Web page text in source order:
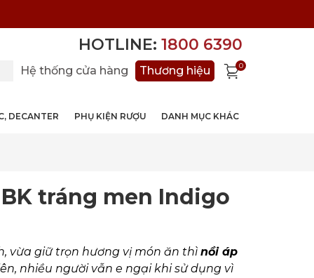
HOTLINE: 1800 6390
Hệ thống cửa hàng Thương hiệu 0
DECANTER PHỤ KIỆN RƯỢU DANH MỤC KHÁC
tráng men Indigo
vừa giữ trọn hương vị món ăn thì nồi áp
nhiều người vẫn e ngại khi sử dụng vì